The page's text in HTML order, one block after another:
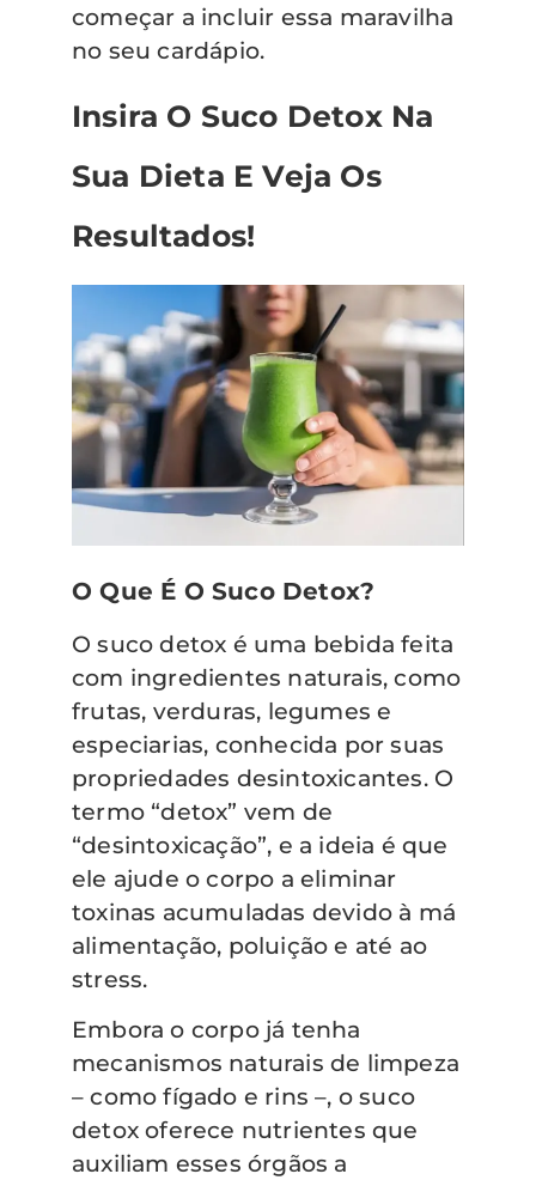
começar a incluir essa maravilha
no seu cardápio.
Insira O Suco Detox Na
Sua Dieta E Veja Os
Resultados!
O Que É O Suco Detox?
O suco detox é uma bebida feita
com ingredientes naturais, como
frutas, verduras, legumes e
especiarias, conhecida por suas
propriedades desintoxicantes. O
termo “detox” vem de
“desintoxicação”, e a ideia é que
ele ajude o corpo a eliminar
toxinas acumuladas devido à má
alimentação, poluição e até ao
stress.
Embora o corpo já tenha
mecanismos naturais de limpeza
– como fígado e rins –, o suco
detox oferece nutrientes que
auxiliam esses órgãos a